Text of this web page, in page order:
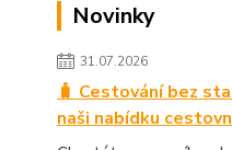
Novinky
31.07.2026
🧳 Cestování bez
naši nabídku